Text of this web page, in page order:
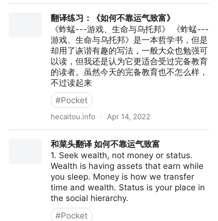
翻译练习：《如何不靠运气致富》
《蚱蜢---游戏、生命与乌托邦》 《蚱蜢---
游戏、生命与乌托邦》是一本哲学书，但是
却用了诙谐有趣的写法，一般大众也勉强可
以读，但我还是认为它更适合受过完备教育
的读者。虽然今天的完备教育也不怎么样，
不过读起来
#Pocket
hecaitou.info · Apr 14, 2022
和菜头翻译 如何不靠运气致富
1. Seek wealth, not money or status.
Wealth is having assets that earn while
you sleep. Money is how we transfer
time and wealth. Status is your place in
the social hierarchy.
#Pocket